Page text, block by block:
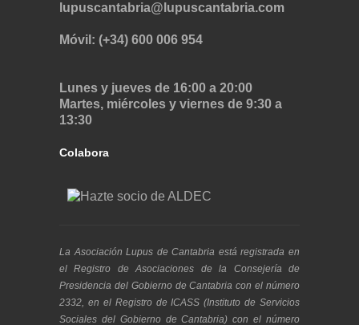
lupuscantabria@lupuscantabria.com
Móvil: (+34) 600 006 954
Lunes y jueves de 16:00 a 20:00
Martes, miércoles y viernes de 9:30 a
13:30
Colabora
La Asociación Lupus de Cantabria está registrada en
el Registro de Asociaciones de la Consejería de
Presidencia del Gobierno de Cantabria con el número
2332, en el Registro de ICASS (Instituto de Servicios
Sociales del Gobierno de Cantabria) con el número